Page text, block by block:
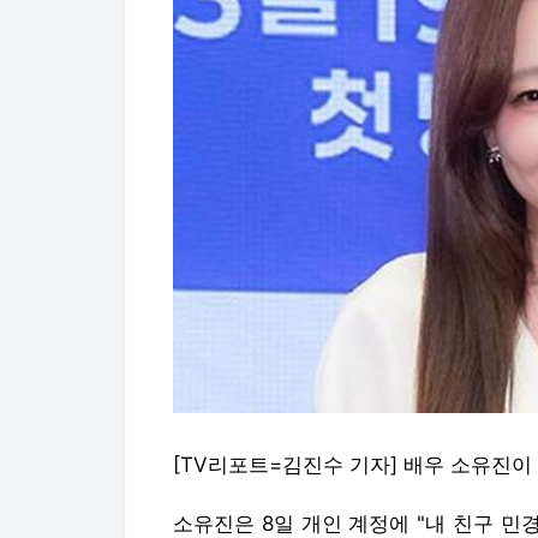
[TV리포트=김진수 기자] 배우 소유진
소유진은 8일 개인 계정에 "내 친구 민